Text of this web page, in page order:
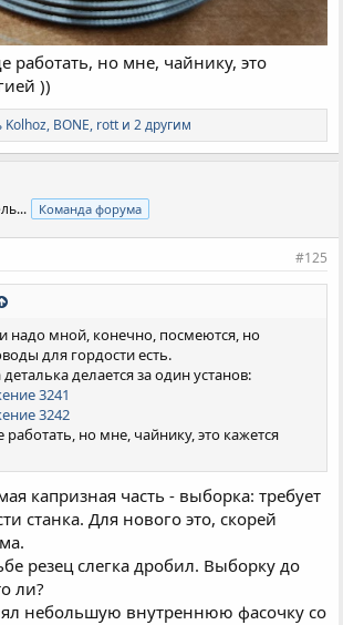
работать, но мне, чайнику, это
))
Kolhoz, BONE, rott и 2 другим
Команда форума
#125
надо мной, конечно, посмеются, но
для гордости есть.
делается за один установ:
3241
3242
но мне, чайнику, это кажется
капризная часть - выборка: требует
станка. Для нового это, скорей
резец слегка дробил. Выборку до
ли?
небольшую внутреннюю фасочку со